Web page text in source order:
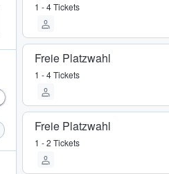
1 - 4 Tickets
Freie Platzwahl
1 - 4 Tickets
Freie Platzwahl
1 - 2 Tickets